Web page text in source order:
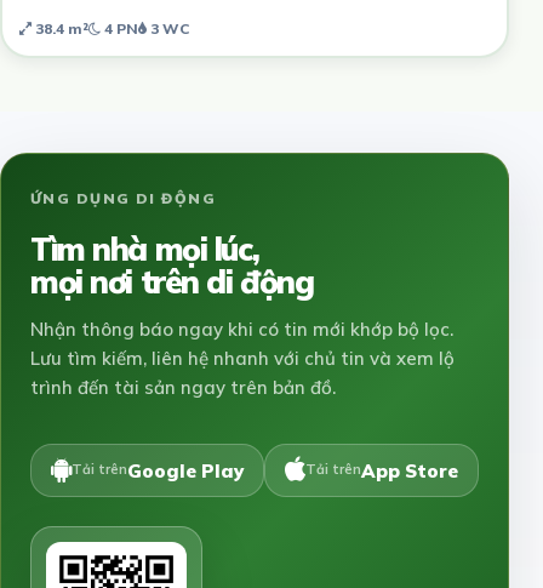
38.4 m² 4 PN 3 WC
ỨNG DỤNG DI ĐỘNG
Tìm nhà mọi lúc,
mọi nơi trên di động
Nhận thông báo ngay khi có tin mới khớp bộ lọc.
Lưu tìm kiếm, liên hệ nhanh với chủ tin và xem lộ
trình đến tài sản ngay trên bản đồ.
Tải trênGoogle Play Tải trênApp Store